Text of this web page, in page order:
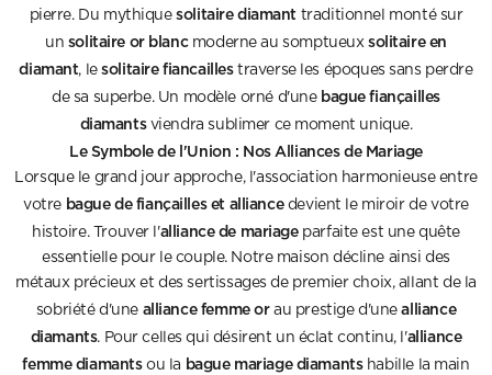
pierre. Du mythiquesolitaire diamant traditionnel monté sur
un solitaire or blancmoderne au somptueux solitaire en
diamant, lesolitaire fiancaillestraverse les époques sans perdre
de sa superbe. Un modèle orné d'une bague fiançailles
diamantsviendra sublimer ce moment unique.
Le Symbole de l'Union : Nos Alliances de Mariage
Lorsque le grand jour approche, l'association harmonieuse entre
votre bague de fiançailles et alliancedevient le miroir de votre
histoire. Trouver l'alliance de mariageparfaite est une quête
essentielle pour le couple. Notre maison décline ainsi des
métaux précieux et des sertissages de premier choix, allant de la
sobriété d'une alliance femme orau prestige d'unealliance
diamants. Pour celles qui désirent un éclat continu, l'alliance
femme diamantsou la bague mariage diamantshabille la main